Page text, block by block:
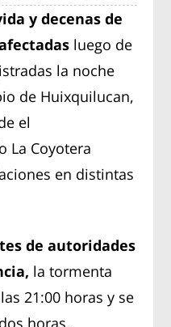
y decenas de
luego de
la noche
de Huixquilucan,
el
La Coyotera
en distintas
de autoridades
la tormenta
21:00 horas y se
horas,